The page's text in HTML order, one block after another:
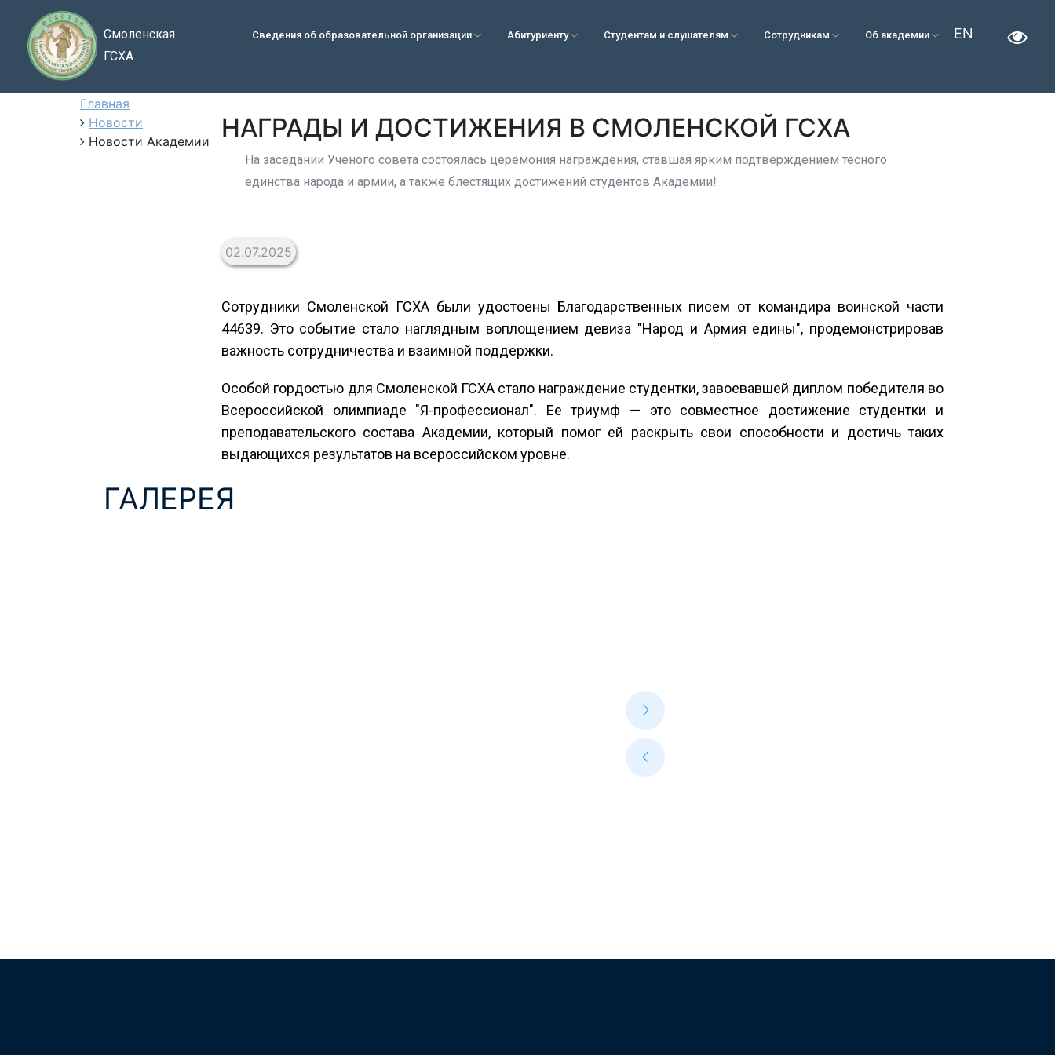
Смоленская
ГСХА
Сведения об образовательной организации Абитуриенту Студентам и слушателям Сотрудникам Об академии EN
Главная
Новости
Новости Академии
НАГРАДЫ И ДОСТИЖЕНИЯ В СМОЛЕНСКОЙ ГСХА
На заседании Ученого совета состоялась церемония награждения, ставшая ярким подтверждением тесного
единства народа и армии, а также блестящих достижений студентов Академии!
02.07.2025
Сотрудники Смоленской ГСХА были удостоены Благодарственных писем от командира воинской части
44639. Это событие стало наглядным воплощением девиза "Народ и Армия едины", продемонстрировав
важность сотрудничества и взаимной поддержки.
Особой гордостью для Смоленской ГСХА стало награждение студентки, завоевавшей диплом победителя во
Всероссийской олимпиаде "Я-профессионал". Ее триумф — это совместное достижение студентки и
преподавательского состава Академии, который помог ей раскрыть свои способности и достичь таких
выдающихся результатов на всероссийском уровне.
ГАЛЕРЕЯ